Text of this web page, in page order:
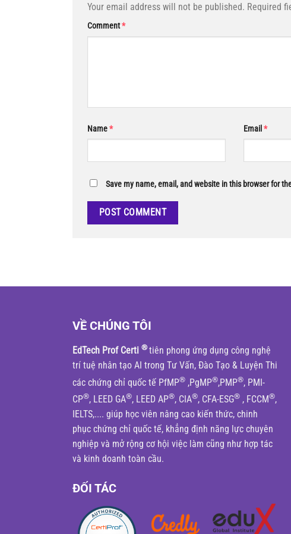
Your email address will not be published. Required
Comment*
Name* Email*
Save my name, email, and website in this browser for
VỀ CHÚNG TÔI
EdTech Prof Certi ® tiên phong ứng dụng công nghệ
trí tuệ nhân tạo AI trong Tư Vấn, Đào Tạo & Luyện Thi
các chứng chỉ quốc tế PfMP® ,PgMP®,PMP®, PMI-
CP®, LEED GA®, LEED AP®, CIA®, CFA-ESG® , FCCM®,
IELTS,.... giúp học viên nâng cao kiến thức, chinh
phục chứng chỉ quốc tế, khẳng định năng lực chuyên
nghiệp và mở rộng cơ hội việc làm cũng như hợp tác
và kinh doanh toàn cầu.
ĐỐI TÁC